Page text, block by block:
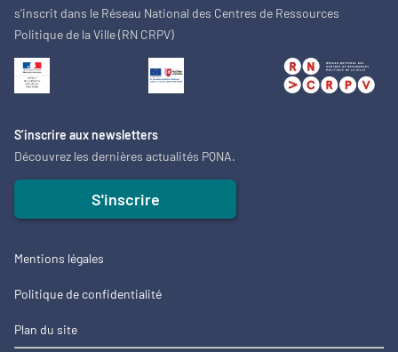
s'inscrit dans le Réseau National des Centres de Ressources
Politique de la Ville (RN CRPV)
S’inscrire aux newsletters
Découvrez les dernières actualités PQNA.
S'inscrire
Mentions légales
Politique de confidentialité
Plan du site